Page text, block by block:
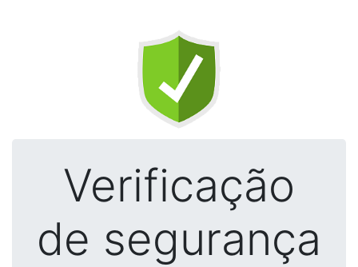
Verificação
de segurança